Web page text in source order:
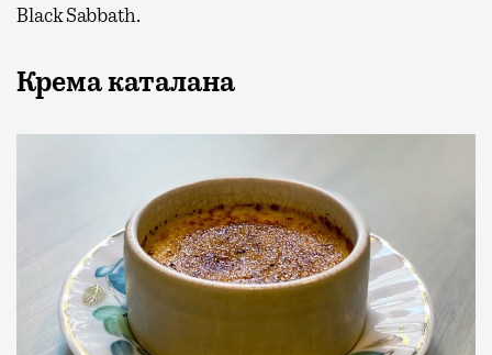
Black Sabbath.
Крема каталана